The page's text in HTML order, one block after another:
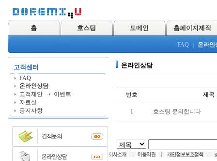
홈 호스팅 도메인 홈페이지제작
FAQ 온라인
고객센터
FAQ
온라인상담
고객제안
이벤트
자료실
공지사항
온라인상담
번호 제목
1 호스팅 문의합니다